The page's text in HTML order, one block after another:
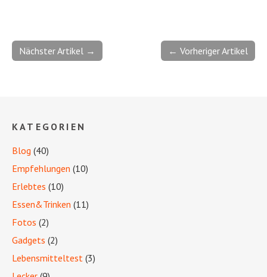
Nächster Artikel → ← Vorheriger Artikel
KATEGORIEN
Blog (40)
Empfehlungen (10)
Erlebtes (10)
Essen&Trinken (11)
Fotos (2)
Gadgets (2)
Lebensmitteltest (3)